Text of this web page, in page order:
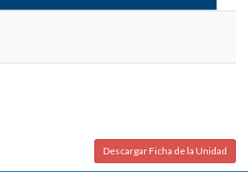
Descargar Ficha de la Unidad